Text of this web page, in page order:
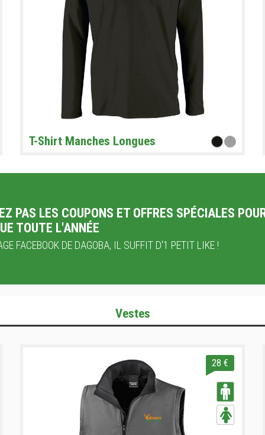
T-Shirt Manches Longues
PAS LES COUPONS ET OFFRES SPÉCIALES
TOUTE L'ANNÉE
FACEBOOK DE DAGOBA, IL SUFFIT D'1 PETIT LIKE !
Vestes
28 €